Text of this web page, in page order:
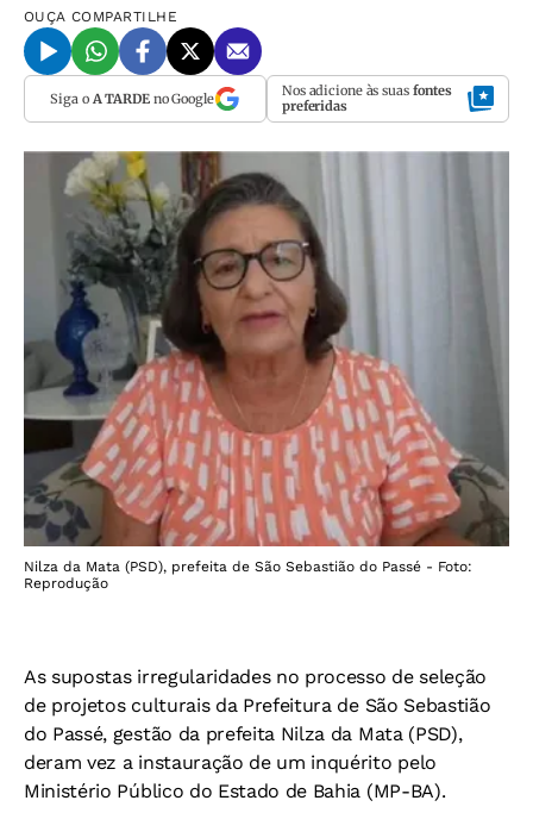
OUÇA COMPARTILHE
Siga o A TARDEno Google Nos adicione às suas fontes
preferidas
Nilza da Mata (PSD), prefeita de São Sebastião do Passé - Foto:
Reprodução
As supostas irregularidades no processo de seleção
de projetos culturais da Prefeitura de São Sebastião
do Passé, gestão da prefeita Nilza da Mata (PSD),
deram vez a instauração de um inquérito pelo
Ministério Público do Estado de Bahia (MP-BA).